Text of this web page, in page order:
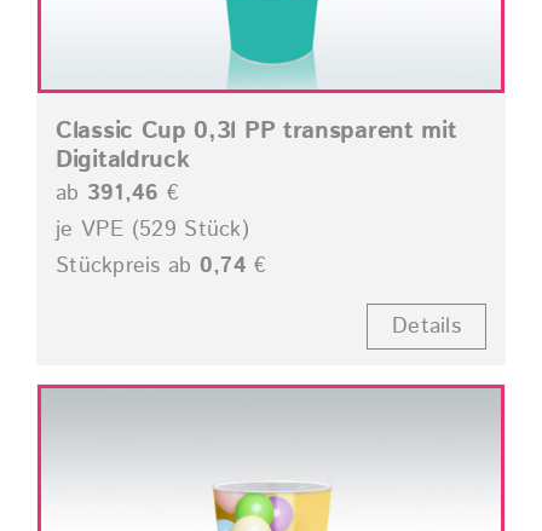
Classic Cup 0,3l PP transparent mit
Digitaldruck
ab 391,46 €
je VPE (529 Stück)
Stückpreis ab 0,74 €
Details